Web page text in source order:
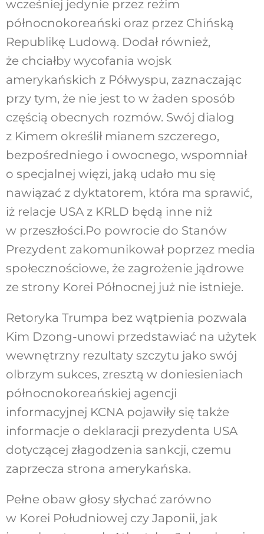
wcześniej jedynie przez reżim
północnokoreański oraz przez Chińską
Republikę Ludową. Dodał również,
że chciałby wycofania wojsk
amerykańskich z Półwyspu, zaznaczając
przy tym, że nie jest to w żaden sposób
częścią obecnych rozmów. Swój dialog
z Kimem określił mianem szczerego,
bezpośredniego i owocnego, wspomniał
o specjalnej więzi, jaką udało mu się
nawiązać z dyktatorem, która ma sprawić,
iż relacje USA z KRLD będą inne niż
w przeszłości.Po powrocie do Stanów
Prezydent zakomunikował poprzez media
społecznościowe, że zagrożenie jądrowe
ze strony Korei Północnej już nie istnieje.
Retoryka Trumpa bez wątpienia pozwala
Kim Dzong-unowi przedstawiać na użytek
wewnętrzny rezultaty szczytu jako swój
olbrzym sukces, zresztą w doniesieniach
północnokoreańskiej agencji
informacyjnej KCNA pojawiły się także
informacje o deklaracji prezydenta USA
dotyczącej złagodzenia sankcji, czemu
zaprzecza strona amerykańska.
Pełne obaw głosy słychać zarówno
w Korei Południowej czy Japonii, jak